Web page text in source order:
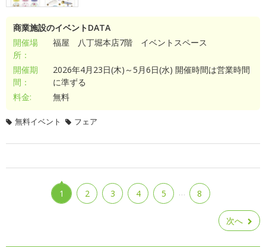
商業施設のイベントDATA
開催場
所：
福屋 八丁堀本店7階 イベントスペース
開催期
間：
2026年4月23日(木)～5月6日(水) 開催時間は営業時間
に準ずる
料金:
無料
無料イベント フェア
1 2 3 4 5 … 8
次へ